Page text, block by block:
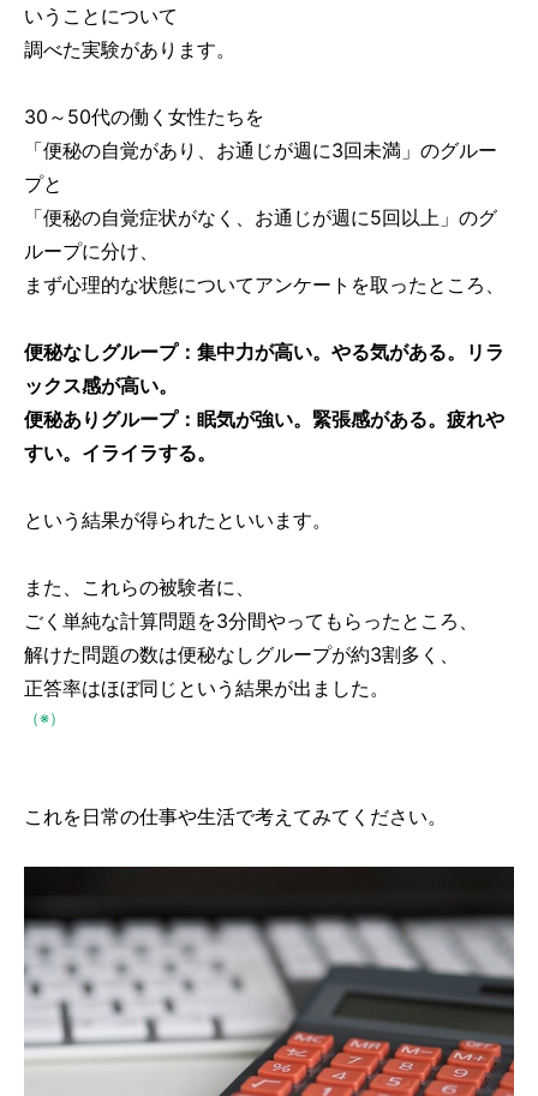
いうことについて
調べた実験があります。
30～50代の働く女性たちを
「便秘の自覚があり、お通じが週に3回未満」のグルー
プと
「便秘の自覚症状がなく、お通じが週に5回以上」のグ
ループに分け、
まず心理的な状態についてアンケートを取ったところ、
便秘なしグループ：集中力が高い。やる気がある。リラ
ックス感が高い。
便秘ありグループ：眠気が強い。緊張感がある。疲れや
すい。イライラする。
という結果が得られたといいます。
また、これらの被験者に、
ごく単純な計算問題を3分間やってもらったところ、
解けた問題の数は便秘なしグループが約3割多く、
正答率はほぼ同じという結果が出ました。
（※）
これを日常の仕事や生活で考えてみてください。